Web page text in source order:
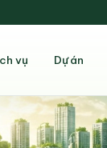
vụ Dự án